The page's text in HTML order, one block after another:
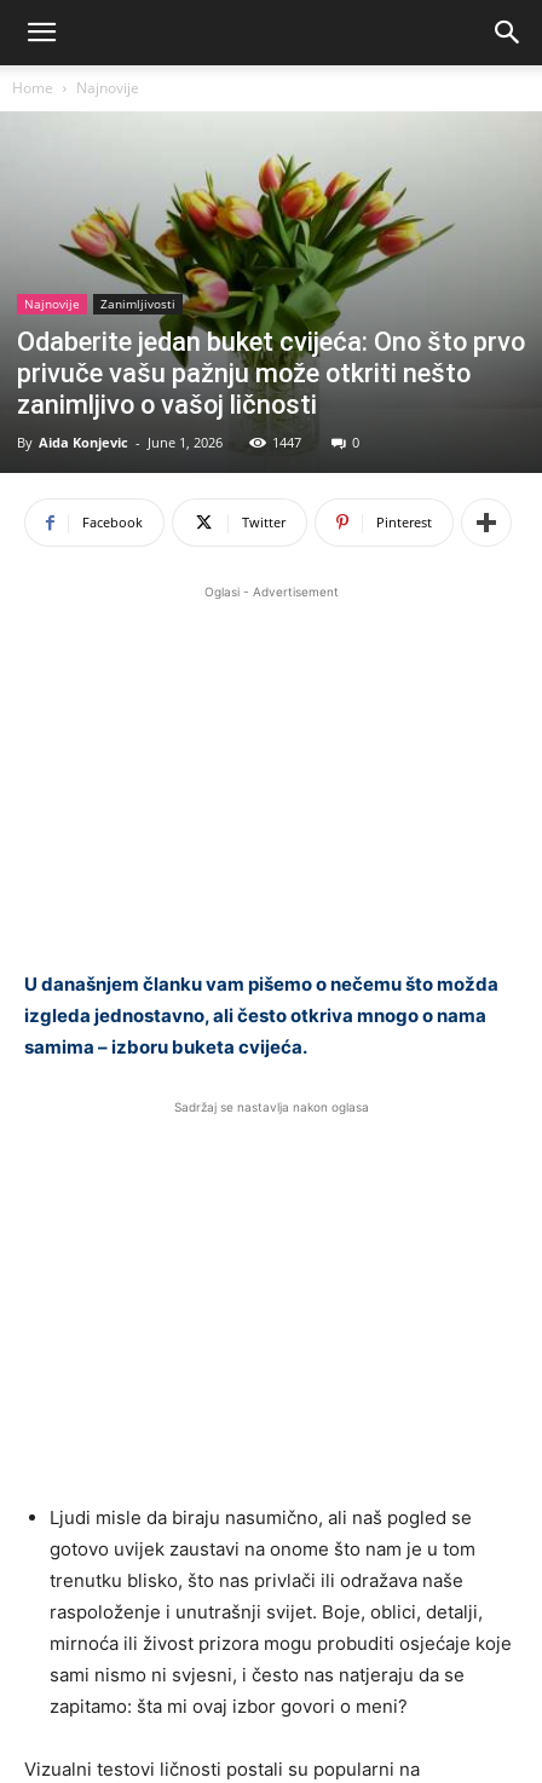
Home Najnovije
Najnovije Zanimljivosti
Odaberite jedan buket cvijeća: Ono što prvo
privuče vašu pažnju može otkriti nešto
zanimljivo o vašoj ličnosti
By Aida Konjevic - June 1, 2026 1447 0
Facebook Twitter Pinterest
Oglasi - Advertisement
U današnjem članku vam pišemo o nečemu što možda
izgleda jednostavno, ali često otkriva mnogo o nama
samima – izboru buketa cvijeća.
Sadržaj se nastavlja nakon oglasa
Ljudi misle da biraju nasumično, ali naš pogled se
gotovo uvijek zaustavi na onome što nam je u tom
trenutku blisko, što nas privlači ili odražava naše
raspoloženje i unutrašnji svijet. Boje, oblici, detalji,
mirnoća ili živost prizora mogu probuditi osjećaje koje
sami nismo ni svjesni, i često nas natjeraju da se
zapitamo: šta mi ovaj izbor govori o meni?
Vizualni testovi ličnosti postali su popularni na